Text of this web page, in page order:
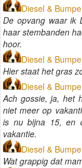
Diesel &
De opvang waar ik
haar stembanden
hoor.
Diesel &
Hier staat het gras
Diesel &
Ach gossie, ja, het
niet meer op
is nu bijna 15, en
vakantie.
Diesel &
Wat grappig dat